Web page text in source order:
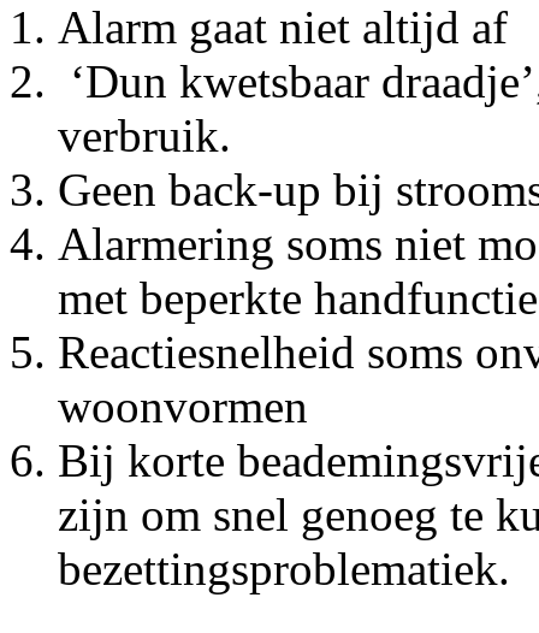
Alarm gaat niet altijd af
‘Dun kwetsbaar
verbruik.
Geen back-up bij
Alarmering soms niet
met beperkte
Reactiesnelheid soms
woonvormen
Bij korte
zijn om snel genoeg te
bezettingsproblematiek.